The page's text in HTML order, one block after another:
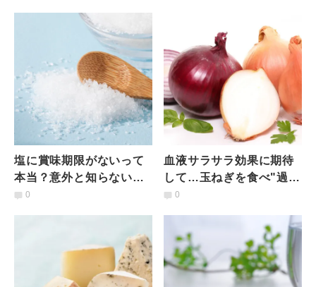
塩に賞味期限がないって
本当？意外と知らない塩
の正しい保管方法と賞味
0
血液サラサラ効果に期待
して…玉ねぎを食べ"過ぎ
る"とどうなる？玉ねぎを
0